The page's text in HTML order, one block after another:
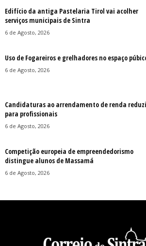
Edifício da antiga Pastelaria Tirol vai acolher
serviços municipais de Sintra
6 de Agosto, 2026
Uso de Fogareiros e grelhadores no espaço
6 de Agosto, 2026
Candidaturas ao arrendamento de renda
para profissionais
6 de Agosto, 2026
Competição europeia de empreendedorismo
distingue alunos de Massamá
6 de Agosto, 2026